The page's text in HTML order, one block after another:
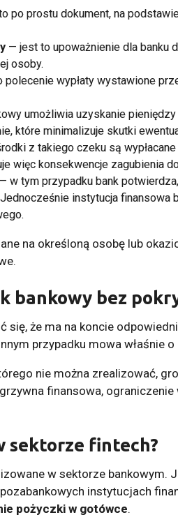
po prostu dokument, na
— jest to upoważnienie dla banku
osoby.
polecenie wypłaty wystawione
umożliwia uzyskanie pieniędzy
które minimalizuje skutki
z takiego czeku są
więc konsekwencje zagubienia
— w tym przypadku bank
instytucja
na określoną osobę lub
bankowy bez
się, że ma na koncie
przypadku mowa właśnie
nie można zrealizować,
finansowa,
sektorze fintech?
w sektorze bankowym.
instytucjach
pożyczki w gotówce.